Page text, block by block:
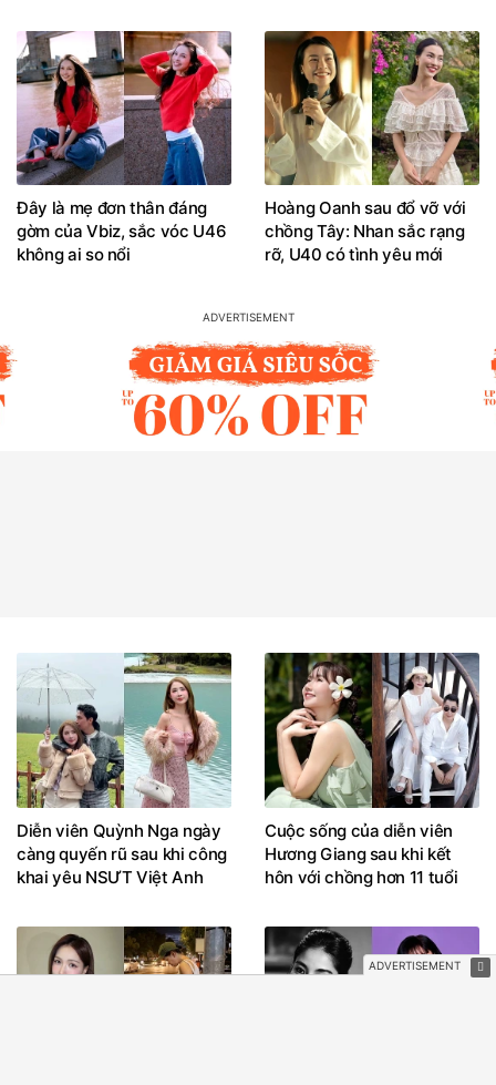
Đây là mẹ đơn thân đáng
gờm của Vbiz, sắc vóc U46
không ai so nổi
Hoàng Oanh sau đổ vỡ với
chồng Tây: Nhan sắc rạng
rỡ, U40 có tình yêu mới
Diễn viên Quỳnh Nga ngày
càng quyến rũ sau khi công
khai yêu NSƯT Việt Anh
Cuộc sống của diễn viên
Hương Giang sau khi kết
hôn với chồng hơn 11 tuổi